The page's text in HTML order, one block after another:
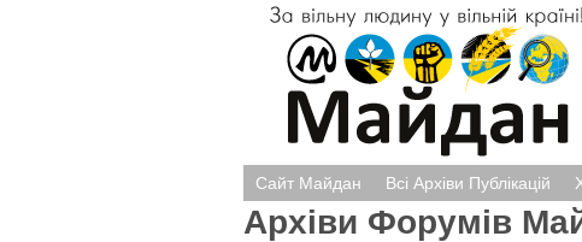
Сайт Майдан Всі Архіви Публікацій
Архіви Форумів